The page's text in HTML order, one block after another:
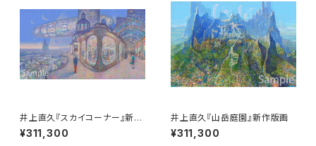
井上直久『スカイコーナー』新作
版画
¥311,300
井上直久『山岳庭園』新作版画
¥311,300